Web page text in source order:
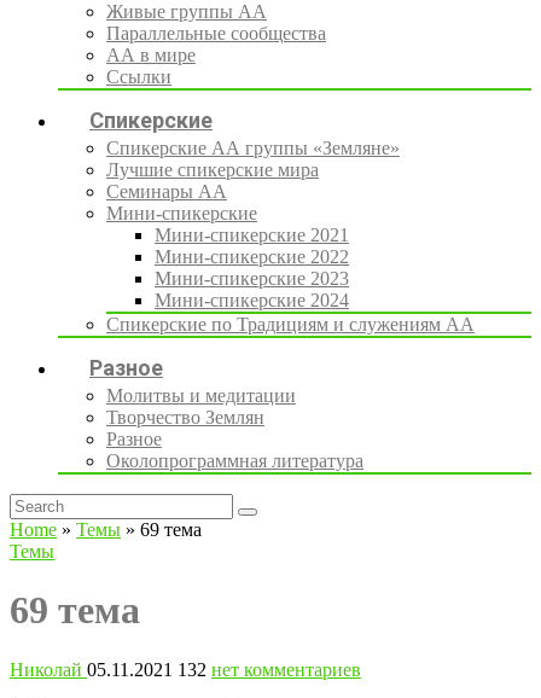
Живые группы АА
Параллельные сообщества
АА в мире
Ссылки
Спикерские
Спикерские АА группы «Земляне»
Лучшие спикерские мира
Семинары АА
Мини-спикерские
Мини-спикерские 2021
Мини-спикерские 2022
Мини-спикерские 2023
Мини-спикерские 2024
Спикерские по Традициям и служениям АА
Разное
Молитвы и медитации
Творчество Землян
Разное
Околопрограммная литература
Home » Темы » 69 тема
Темы
69 тема
Николай 05.11.2021 132 нет комментариев